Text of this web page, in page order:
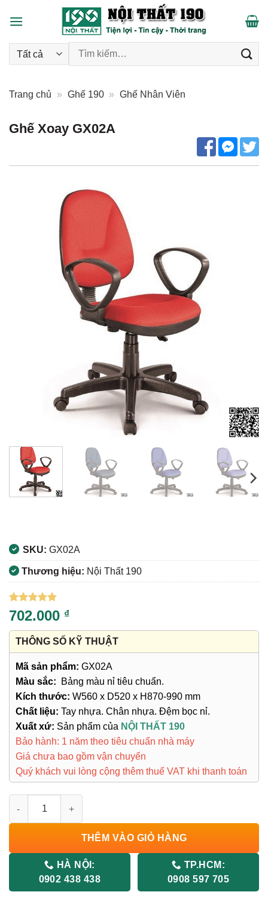
Tìm kiếm:
Trang chủ » Ghế 190 » Ghế Nhân Viên
Ghế Xoay GX02A
SKU: GX02A
Thương hiệu: Nội Thất 190
5trên 5
dựa trên
8
đánh giá
702.000 ₫
THÔNG SỐ KỸ THUẬT
Mã sản phẩm: GX02A
Màu sắc: Bảng màu nỉ tiêu chuẩn.
Kích thước: W560 x D520 x H870-990 mm
Chất liệu: Tay nhựa. Chân nhựa. Đệm bọc nỉ.
Xuất xứ: Sản phẩm của NỘI THẤT 190
Bảo hành: 1 năm theo tiêu chuẩn nhà máy
Giá chưa bao gồm vận chuyển
Quý khách vui lòng cộng thêm thuế VAT khi thanh toán
THÊM VÀO GIỎ HÀNG
HÀ NỘI:
0902 438 438
TP.HCM:
0908 597 705